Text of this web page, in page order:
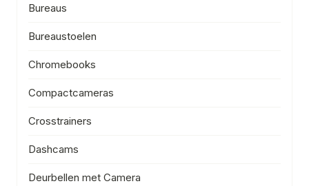
Bureaus
Bureaustoelen
Chromebooks
Compactcameras
Crosstrainers
Dashcams
Deurbellen met Camera